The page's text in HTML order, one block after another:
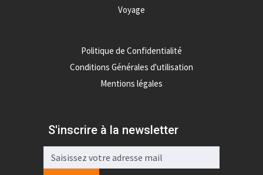
Voyage
Politique de Confidentialité
Conditions Générales d'utilisation
Mentions légales
S'inscrire à la newsletter